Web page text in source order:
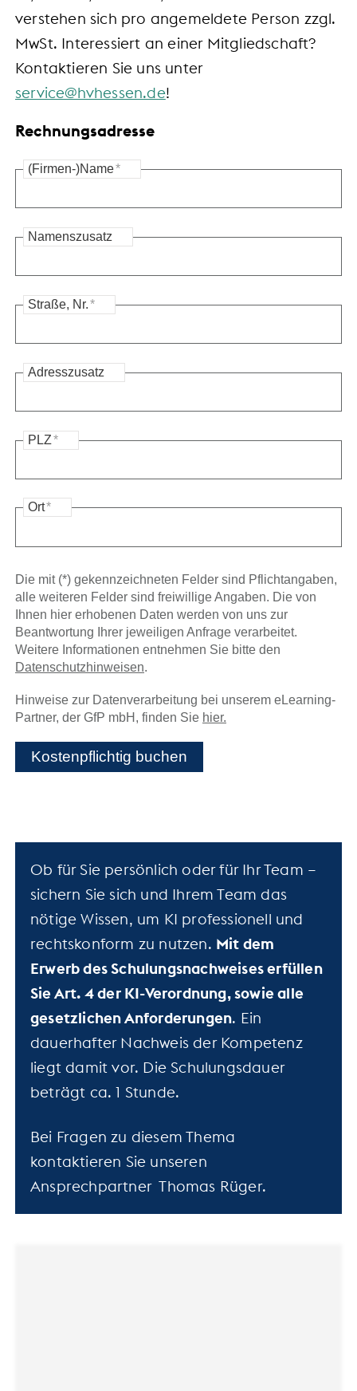
verstehen sich pro angemeldete Person zzgl.
MwSt. Interessiert an einer Mitgliedschaft?
Kontaktieren Sie uns unter
service@hvhessen.de!
Rechnungsadresse
(Firmen-)Name*
Namenszusatz
Straße, Nr.*
Adresszusatz
PLZ*
Ort*
Die mit (*) gekennzeichneten Felder sind Pflichtangaben,
alle weiteren Felder sind freiwillige Angaben. Die von
Ihnen hier erhobenen Daten werden von uns zur
Beantwortung Ihrer jeweiligen Anfrage verarbeitet.
Weitere Informationen entnehmen Sie bitte den
Datenschutzhinweisen.
Hinweise zur Datenverarbeitung bei unserem eLearning-
Partner, der GfP mbH, finden Sie hier.
Kostenpflichtig buchen
Ob für Sie persönlich oder für Ihr Team –
sichern Sie sich und Ihrem Team das
nötige Wissen, um KI professionell und
rechtskonform zu nutzen. Mit dem
Erwerb des Schulungsnachweises erfüllen
Sie Art. 4 der KI-Verordnung, sowie alle
gesetzlichen Anforderungen. Ein
dauerhafter Nachweis der Kompetenz
liegt damit vor. Die Schulungsdauer
beträgt ca. 1 Stunde.
Bei Fragen zu diesem Thema
kontaktieren Sie unseren
Ansprechpartner Thomas Rüger.